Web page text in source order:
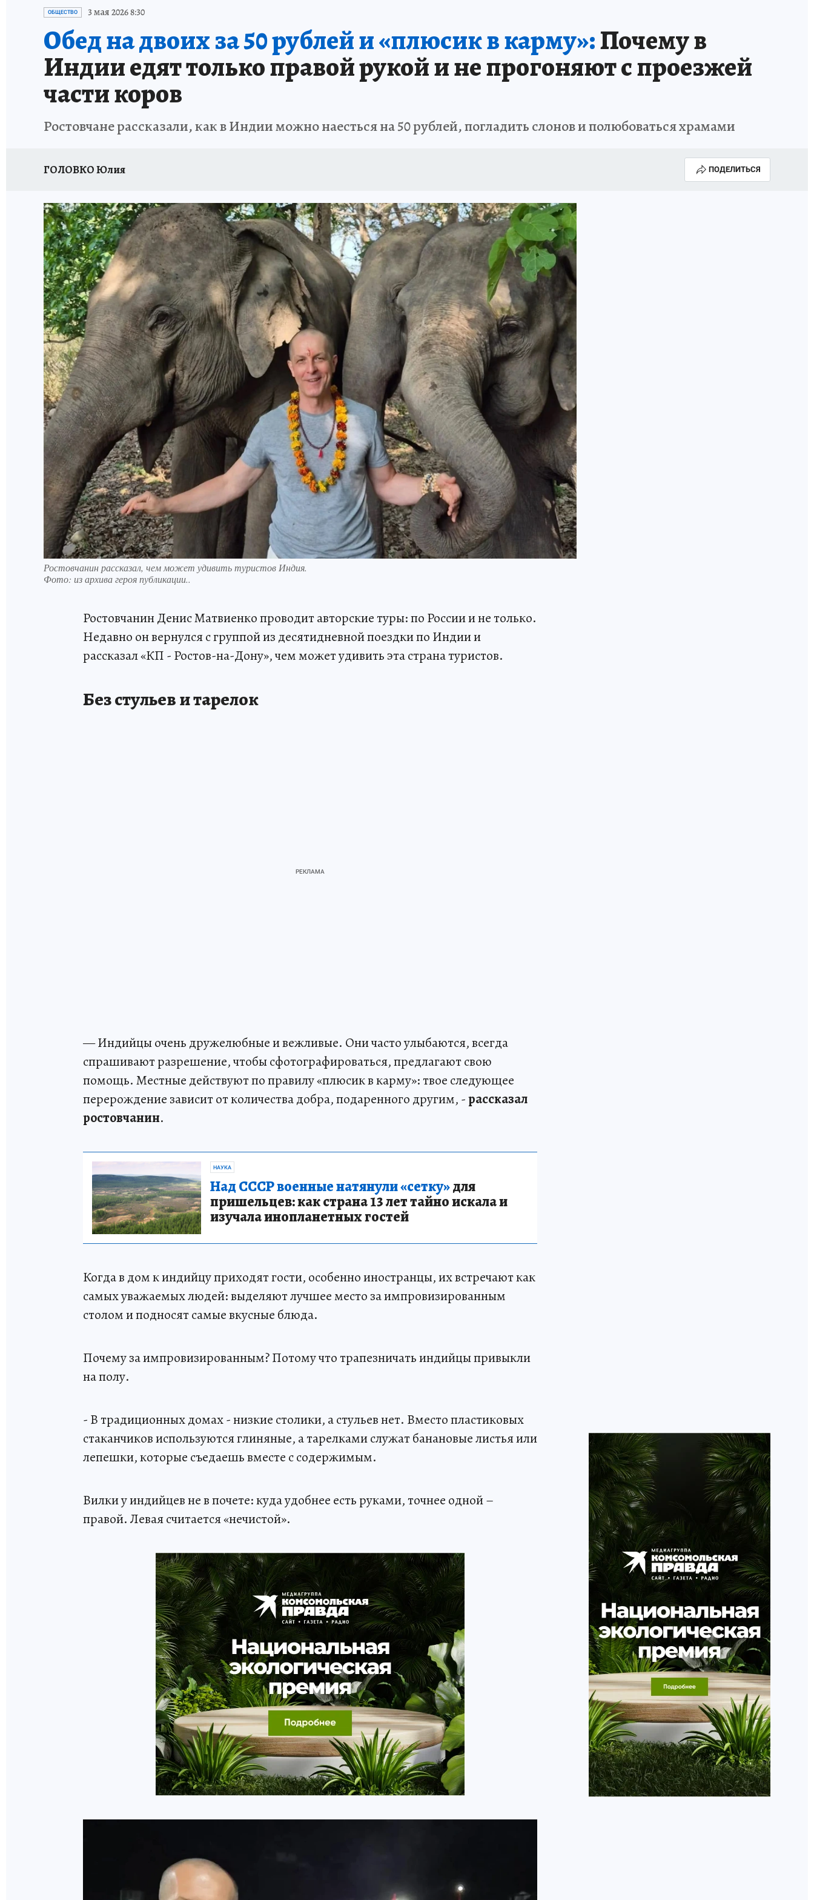
ЗАПОВЕДНАЯ РОССИЯ
ОБЩЕСТВО 3 мая 2026 8:30
Обед на двоих за 50 рублей и «плюсик в карму»:Почему в
Индии едят только правой рукой и не прогоняют с проезжей
части коров
Ростовчане рассказали, как в Индии можно наесться на 50 рублей, погладить слонов и полюбоваться храмами
ГОЛОВКО Юлия ПОДЕЛИТЬСЯ
Ростовчанин рассказал, чем может удивить туристов Индия.
Фото: из архива героя публикации..
Ростовчанин Денис Матвиенко проводит авторские туры: по России и не только.
Недавно он вернулся с группой из десятидневной поездки по Индии и
рассказал «КП - Ростов-на-Дону», чем может удивить эта страна туристов.
Без стульев и тарелок
— Индийцы очень дружелюбные и вежливые. Они часто улыбаются, всегда
спрашивают разрешение, чтобы сфотографироваться, предлагают свою
помощь. Местные действуют по правилу «плюсик в карму»: твое следующее
перерождение зависит от количества добра, подаренного другим, -рассказал
ростовчанин.
НАУКА
Над СССР военные натянули «сетку»для
пришельцев: как страна 13 лет тайно искала и
изучала инопланетных гостей
Когда в дом к индийцу приходят гости, особенно иностранцы, их встречают как
самых уважаемых людей: выделяют лучшее место за импровизированным
столом и подносят самые вкусные блюда.
Почему за импровизированным? Потому что трапезничать индийцы привыкли
на полу.
- В традиционных домах - низкие столики, а стульев нет. Вместо пластиковых
стаканчиков используются глиняные, а тарелками служат банановые листья или
лепешки, которые съедаешь вместе с содержимым.
Вилки у индийцев не в почете: куда удобнее есть руками, точнее одной –
правой. Левая считается «нечистой».